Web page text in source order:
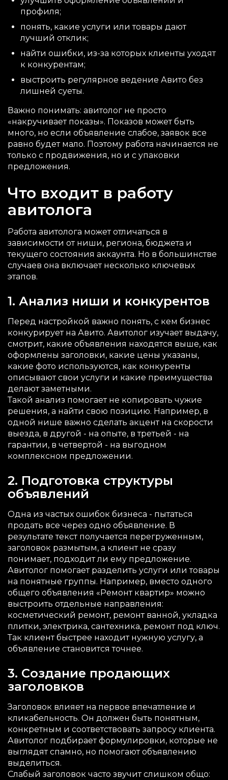
профиля;
понять, какие услуги или товары дают
лучший отклик;
найти ошибки, из-за которых клиенты уходят
к конкурентам;
выстроить регулярное ведение Авито без
лишней суеты.
Важно понимать: авитолог не просто
«накручивает показы». Показов может быть
много, но если объявление слабое, заявок все
равно будет мало. Поэтому работа начинается не
только с продвижения, но и с упаковки
предложения.
Что входит в работу
авитолога
Работа авитолога может отличаться в
зависимости от ниши, региона, бюджета и
текущего состояния аккаунта. Но в большинстве
случаев она включает несколько ключевых
этапов.
1. Анализ ниши и конкурентов
Перед настройкой важно понять, с кем бизнес
конкурирует на Авито. Авитолог изучает выдачу,
смотрит, какие объявления находятся выше, как
оформлены заголовки, какие цены указаны,
какие фото используются, как конкуренты
описывают свои услуги и какие преимущества
делают заметными.
Такой анализ помогает не копировать чужие
решения, а найти свою позицию. Например, в
одной нише важно сделать акцент на скорости
выезда, в другой - на опыте, в третьей - на
гарантии, в четвертой - на выгодном
комплексном предложении.
2. Подготовка структуры
объявлений
Одна из частых ошибок бизнеса - пытаться
продать все через одно объявление. В
результате текст получается перегруженным,
заголовок размытым, а клиент не сразу
понимает, подходит ли ему предложение.
Авитолог помогает разделить услуги или товары
на понятные группы. Например, вместо одного
общего объявления «Ремонт квартир» можно
выстроить отдельные направления:
косметический ремонт, ремонт ванной, укладка
плитки, электрика, сантехника, ремонт под ключ.
Так клиент быстрее находит нужную услугу, а
объявление становится точнее.
3. Создание продающих
заголовков
Заголовок влияет на первое впечатление и
кликабельность. Он должен быть понятным,
конкретным и соответствовать запросу клиента.
Авитолог подбирает формулировки, которые не
выглядят спамно, но помогают объявлению
выделиться.
Слабый заголовок часто звучит слишком общо: